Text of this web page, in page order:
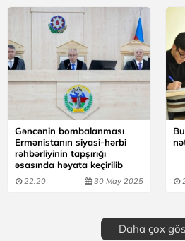
Gəncənin bombalanması
Ermənistanın siyasi-hərbi
rəhbərliyinin tapşırığı
əsasında həyata keçirilib
22:20 30 May 2025
Daha çox